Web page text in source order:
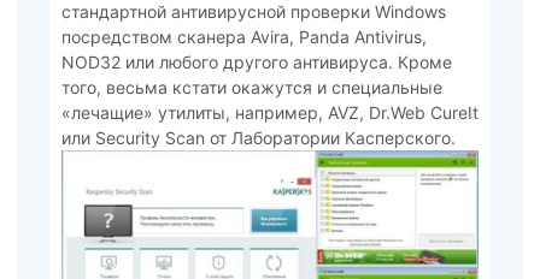
стандартной антивирусной проверки Windows
посредством сканера Avira, Panda Antivirus,
NOD32 или любого другого антивируса. Кроме
того, весьма кстати окажутся и специальные
«лечащие» утилиты, например, AVZ, Dr.Web CureIt
или Security Scan от Лаборатории Касперского.